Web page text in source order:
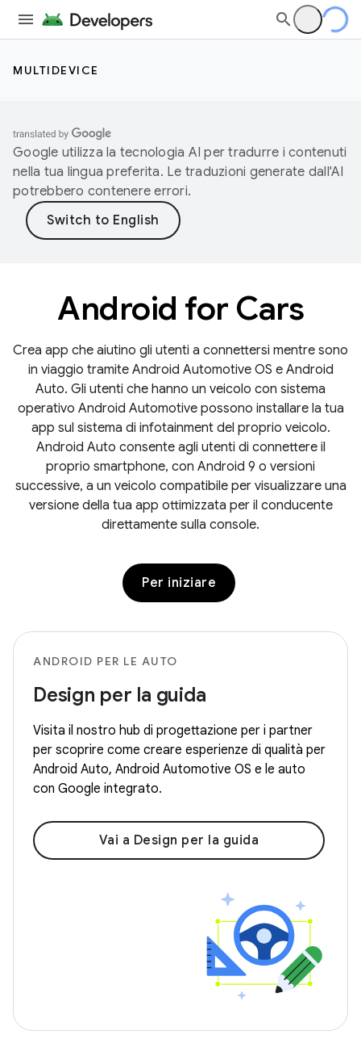
MULTIDEVICE
Google utilizza la tecnologia AI per tradurre i contenuti
nella tua lingua preferita. Le traduzioni generate dall'AI
potrebbero contenere errori.
Android for Cars
Crea app che aiutino gli utenti a connettersi mentre sono
in viaggio tramite Android Automotive OS e Android
Auto. Gli utenti che hanno un veicolo con sistema
operativo Android Automotive possono installare la tua
app sul sistema di infotainment del proprio veicolo.
Android Auto consente agli utenti di connettere il
proprio smartphone, con Android 9 o versioni
successive, a un veicolo compatibile per visualizzare una
versione della tua app ottimizzata per il conducente
direttamente sulla console.
Per iniziare
ANDROID PER LE AUTO
Design per la guida
Visita il nostro hub di progettazione per i partner
per scoprire come creare esperienze di qualità per
Android Auto, Android Automotive OS e le auto
con Google integrato.
Vai a Design per la guida